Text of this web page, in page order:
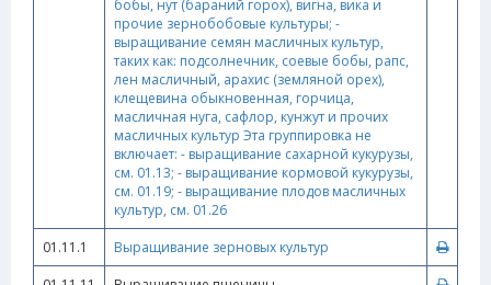
бобы, нут (бараний горох), вигна, вика и
прочие зернобобовые культуры; -
выращивание семян масличных культур,
таких как: подсолнечник, соевые бобы, рапс,
лен масличный, арахис (земляной орех),
клещевина обыкновенная, горчица,
масличная нуга, сафлор, кунжут и прочих
масличных культур Эта группировка не
включает: - выращивание сахарной кукурузы,
см. 01.13; - выращивание кормовой кукурузы,
см. 01.19; - выращивание плодов масличных
культур, см. 01.26
01.11.1
Выращивание зерновых культур